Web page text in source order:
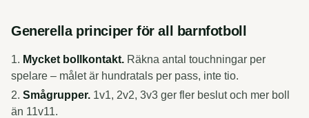
Generella principer för all barnfotboll
Mycket bollkontakt. Räkna antal touchningar per
spelare – målet är hundratals per pass, inte tio.
Smågrupper. 1v1, 2v2, 3v3 ger fler beslut och mer boll
än 11v11.